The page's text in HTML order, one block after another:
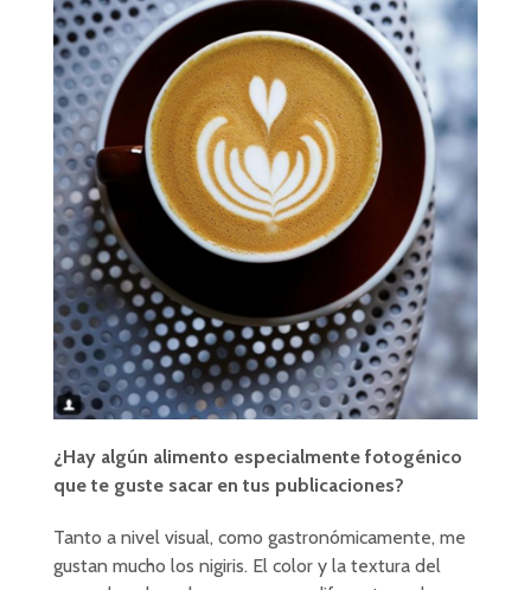
¿Hay algún alimento especialmente fotogénico
que te guste sacar en tus publicaciones?
Tanto a nivel visual, como gastronómicamente, me
gustan mucho los nigiris. El color y la textura del